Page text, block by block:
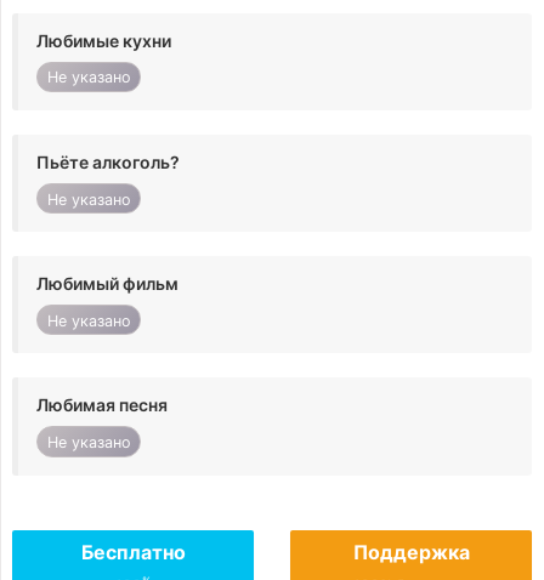
Любимые кухни
Не указано
Пьёте алкоголь?
Не указано
Любимый фильм
Не указано
Любимая песня
Не указано
Бесплатно Поддержка